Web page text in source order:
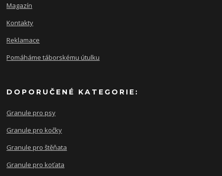
Magazín
Kontakty
Reklamace
Pomáháme táborskému útulku
DOPORUČENÉ KATEGORIE:
Granule pro psy
Granule pro kočky
Granule pro štěňata
Granule pro koťata